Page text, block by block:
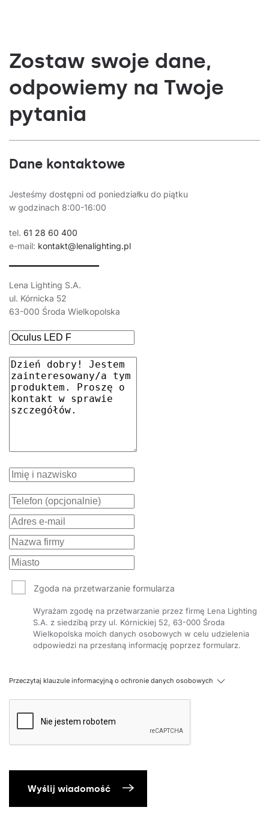
Zostaw swoje dane,
odpowiemy na Twoje
pytania
Dane kontaktowe
Jesteśmy dostępni od poniedziałku do piątku
w godzinach 8:00-16:00
tel. 61 28 60 400
e-mail: kontakt@lenalighting.pl
Lena Lighting S.A.
ul. Kórnicka 52
63-000 Środa Wielkopolska
Zgoda na przetwarzanie formularza
Wyrażam zgodę na przetwarzanie przez firmę Lena Lighting
S.A. z siedzibą przy ul. Kórnickiej 52, 63-000 Środa
Wielkopolska moich danych osobowych w celu udzielenia
odpowiedzi na przesłaną informację poprzez formularz.
Przeczytaj klauzule informacyjną o ochronie danych osobowych
Wyślij wiadomość